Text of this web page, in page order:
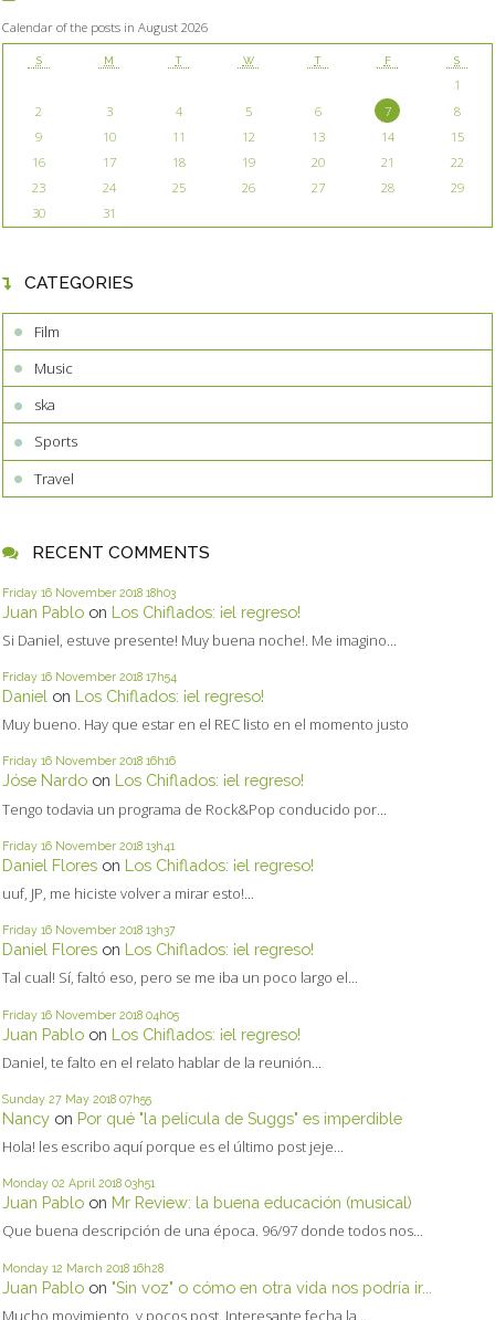
Calendar of the posts in August 2026
S M T W T F S
1
2
3 4 5 6 7
8
9
10 11 12 13 14
15
16
17 18 19 20 21
22
23
24 25 26 27 28
29
30
31
CATEGORIES
Film
Music
ska
Sports
Travel
RECENT COMMENTS
Friday 16 November 2018 18h03
Juan Pablo on Los Chiflados: ¡el regreso!
Si Daniel, estuve presente! Muy buena noche!. Me imagino...
Friday 16 November 2018 17h54
Daniel on Los Chiflados: ¡el regreso!
Muy bueno. Hay que estar en el REC listo en el momento justo
Friday 16 November 2018 16h16
Jóse Nardo on Los Chiflados: ¡el regreso!
Tengo todavia un programa de Rock&Pop conducido por...
Friday 16 November 2018 13h41
Daniel Flores on Los Chiflados: ¡el regreso!
uuf, JP, me hiciste volver a mirar esto!...
Friday 16 November 2018 13h37
Daniel Flores on Los Chiflados: ¡el regreso!
Tal cual! Sí, faltó eso, pero se me iba un poco largo el...
Friday 16 November 2018 04h05
Juan Pablo on Los Chiflados: ¡el regreso!
Daniel, te falto en el relato hablar de la reunión...
Sunday 27 May 2018 07h55
Nancy on Por qué "la película de Suggs" es imperdible
Hola! les escribo aquí porque es el último post jeje...
Monday 02 April 2018 03h51
Juan Pablo on Mr Review: la buena educación (musical)
Que buena descripción de una época. 96/97 donde todos nos...
Monday 12 March 2018 16h28
Juan Pablo on "Sin voz" o cómo en otra vida nos podría ir...
Mucho movimiento, y pocos post. Interesante fecha la...